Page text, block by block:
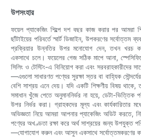
উপসংহার
ফয়েল প্যাকেজিং শিল্পে দশ বছর কাজ করার পর আমরা
ছাঁটাইয়ের পরিবর্তে স্মার্ট ডিজাইন, উপকরণের সর্বোত্তম
প্রক্রিয়ার উন্নতির উপর মনোযোগ দেন, তখন খরচ
একসাথে চলে। ফয়েলের গেজ সঠিক মাপে আনা,
সিলিং ও টেস্টিং-এ বিনিয়োগ করা এবং সরবরাহকারীদের
—এগুলো সাধারণত পণ্যের সুরক্ষা স্তর বা বাহ্যিক
বেশি সাশ্রয় এনে দেয়। যদি একটি শিক্ষণীয় বিষয়
সমাধান খুঁজে পেতে অনুমাননির্ভর না হয়ে, ডেটা-ভিত্তিক
উপর নির্ভর করা। গ্রাহকদের মূল্য এবং কার্যকারিতার
অভিজ্ঞতা নিয়ে আমরা আপনার প্যাকেজিং অডিট করতে,
পণ্যের অখণ্ডতা রক্ষা করে অর্থ সাশ্রয়ের জন্য উপযুক্ত
—যোগাযোগ করুন এবং আসুন একসাথে সর্বোত্তমকরণের